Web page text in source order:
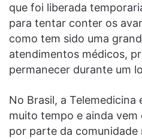
que foi liberada
para tentar conter os
como tem sido uma
atendimentos médicos,
permanecer durante um
No Brasil, a
muito tempo e ainda
por parte da comunidade